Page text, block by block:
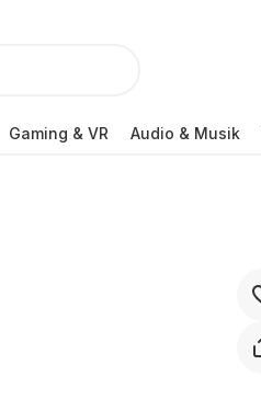
Gaming & VR Audio & Musik